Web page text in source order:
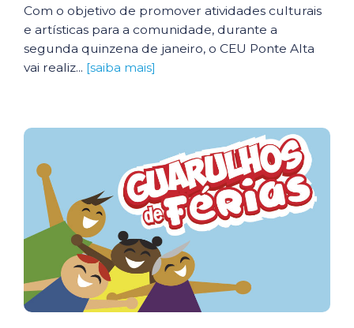
Com o objetivo de promover atividades culturais
e artísticas para a comunidade, durante a
segunda quinzena de janeiro, o CEU Ponte Alta
vai realiz... [saiba mais]